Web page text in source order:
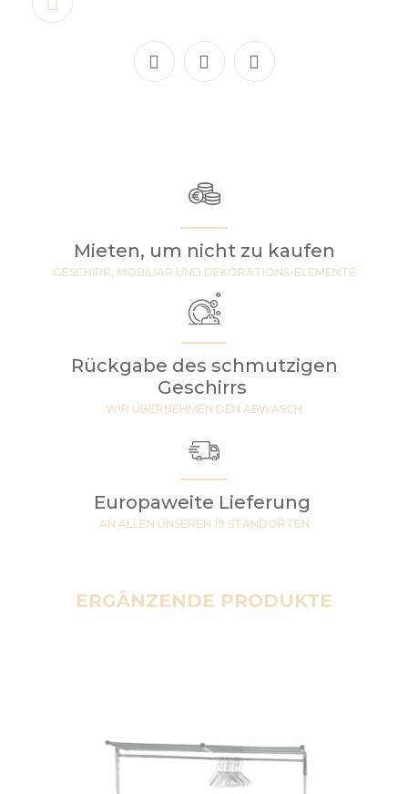
Mieten, um nicht zu kaufen
GESCHIRR, MOBILIAR UND DEKORATIONS-ELEMENTE
Rückgabe des schmutzigen
Geschirrs
WIR ÜBERNEHMEN DEN ABWASCH
Europaweite Lieferung
AN ALLEN UNSEREN 19 STANDORTEN
ERGÄNZENDE PRODUKTE